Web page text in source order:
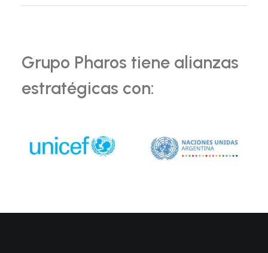
Grupo Pharos tiene alianzas
estratégicas con: